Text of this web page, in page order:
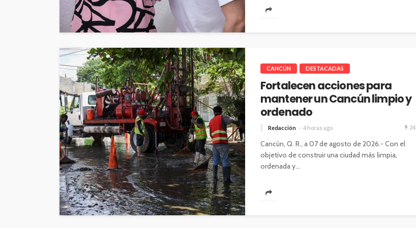
CANCÚN DESTACADAS
Fortalecen acciones para
mantener un Cancún limpio y
ordenado
Redacción 4 horas ago 24
Cancún, Q. R., a 07 de agosto de 2026.- Con el
objetivo de construir una ciudad más limpia,
ordenada y...